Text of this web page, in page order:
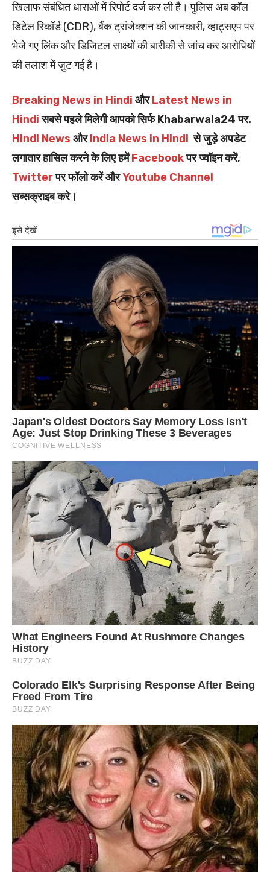
खिलाफ संबंधित धाराओं में रिपोर्ट दर्ज कर ली है। पुलिस अब कॉल
डिटेल रिकॉर्ड (CDR), बैंक ट्रांजेक्शन की जानकारी, व्हाट्सएप पर
भेजे गए लिंक और डिजिटल साक्ष्यों की बारीकी से जांच कर आरोपियों
की तलाश में जुट गई है।
Breaking News in Hindi औरLatest News in
Hindiसबसे पहले मिलेगी आपको सिर्फ Khabarwala24 पर.
Hindi News औरIndia News in Hindi से जुड़े अपडेट
लगातार हासिल करने के लिए हमेंFacebookपर ज्वॉइन करें,
Twitterपर फॉलो करें औरYoutube Channel
सब्सक्राइब करे।